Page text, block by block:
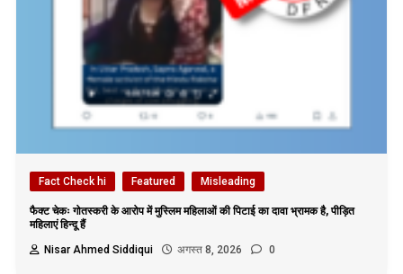
Fact Check hi Featured Misleading
फैक्ट चेकः गोतस्करी के आरोप में मुस्लिम महिलाओं की पिटाई का दावा भ्रामक है, पीड़ित
महिलाएं हिन्दू हैं
Nisar Ahmed Siddiqui
अगस्त 8, 2026 0